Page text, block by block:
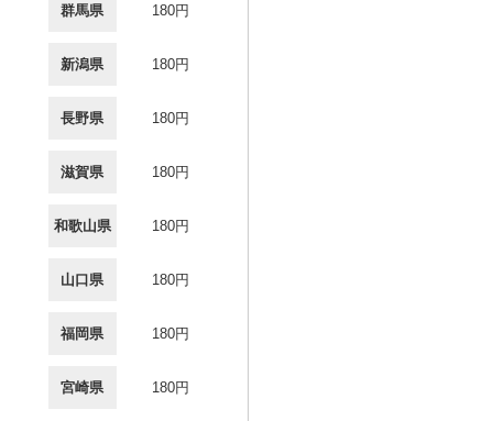
群馬県 180円
新潟県 180円
長野県 180円
滋賀県 180円
和歌山県 180円
山口県 180円
福岡県 180円
宮崎県 180円